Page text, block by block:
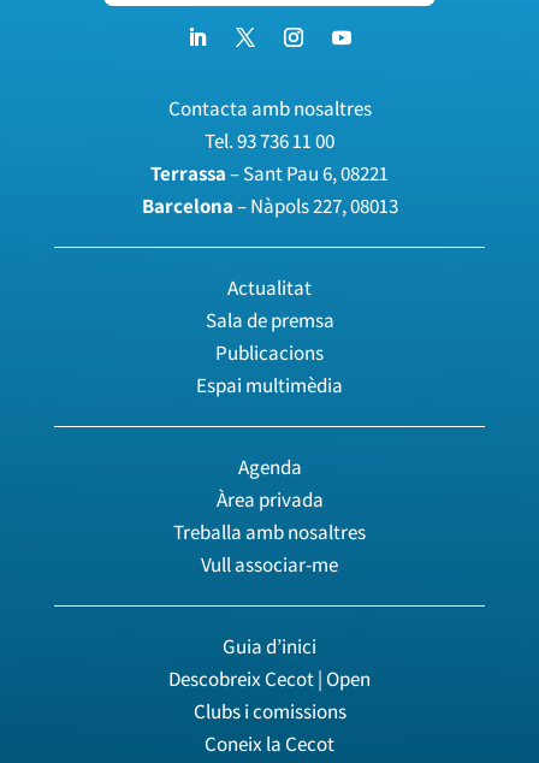
Contacta amb nosaltres
Tel.93 736 11 00
Terrassa– Sant Pau 6, 08221
Barcelona– Nàpols 227, 08013
Actualitat
Sala de premsa
Publicacions
Espai multimèdia
Agenda
Àrea privada
Treballa amb nosaltres
Vull associar-me
Guia d’inici
Descobreix Cecot | Open
Clubs i comissions
Coneix la Cecot